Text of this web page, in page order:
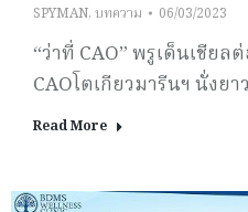
SPYMAN, บทความ 06/03/2023
“ว่าที่ CAO” พรูเด็นเชีย
CAOโตเกียวมารีนฯ นั่งยา
Read More